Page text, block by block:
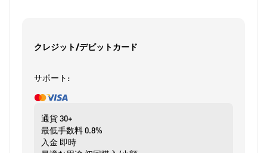
クレジット/デビットカード
サポート:
通貨30+
最低手数料0.8%
入金 即時